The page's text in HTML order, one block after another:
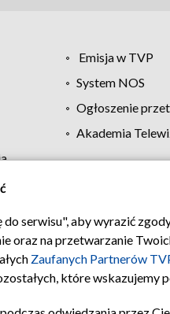
Emisja w TVP
System NOS
Ogłoszenie
Akademia
Regulamin TVP
serwisu", aby wyrazić
oraz na przetwarzanie
Zaufanych Partnerów
które wskazujemy